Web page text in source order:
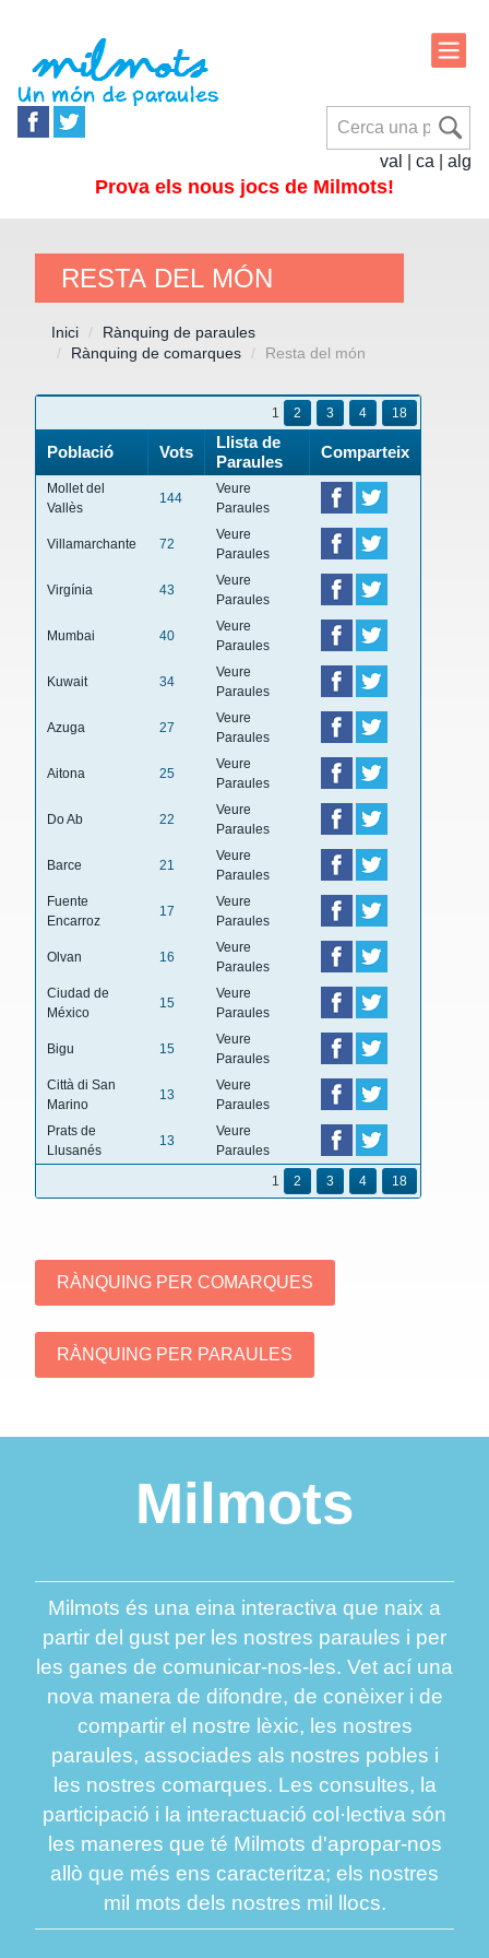
val ca alg
Prova els nous jocs de Milmots!
RESTA DEL MÓN
Inici
Rànquing de paraules
Rànquing de comarques
Resta del món
1 2 3 4 18
Població Vots
Llista de
Paraules
Comparteix
Mollet del
Vallès
144
Veure
Paraules
Villamarchante 72
Veure
Paraules
Virgínia 43
Veure
Paraules
Mumbai 40
Veure
Paraules
Kuwait 34
Veure
Paraules
Azuga 27
Veure
Paraules
Aitona 25
Veure
Paraules
Do Ab 22
Veure
Paraules
Barce 21
Veure
Paraules
Fuente
Encarroz
17
Veure
Paraules
Olvan 16
Veure
Paraules
Ciudad de
México
15
Veure
Paraules
Bigu 15
Veure
Paraules
Città di San
Marino
13
Veure
Paraules
Prats de
Llusanés
13
Veure
Paraules
1
2 3 4 18
Milmots
Milmots és una eina interactiva que naix a
partir del gust per les nostres paraules i per
les ganes de comunicar-nos-les. Vet ací una
nova manera de difondre, de conèixer i de
compartir el nostre lèxic, les nostres
paraules, associades als nostres pobles i
les nostres comarques. Les consultes, la
participació i la interactuació col·lectiva són
les maneres que té Milmots d'apropar-nos
allò que més ens caracteritza; els nostres
mil mots dels nostres mil llocs.